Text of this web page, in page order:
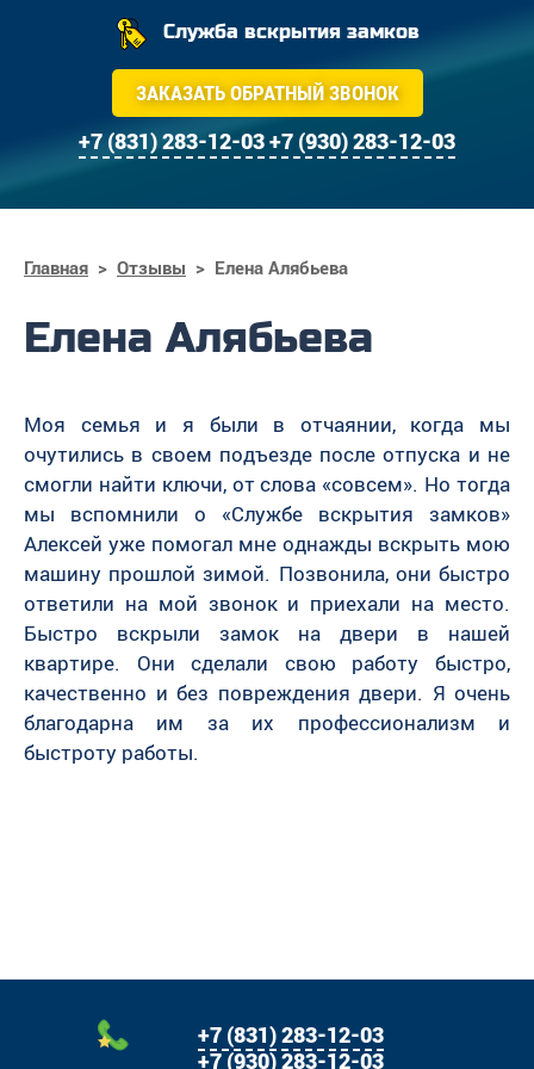
Главная > Отзывы > Елена Алябьева
Елена Алябьева
Моя семья и я были в отчаянии, когда мы
очутились в своем подъезде после отпуска и не
смогли найти ключи, от слова «совсем». Но тогда
мы вспомнили о «Службе вскрытия замков»
Алексей уже помогал мне однажды вскрыть мою
машину прошлой зимой. Позвонила, они быстро
ответили на мой звонок и приехали на место.
Быстро вскрыли замок на двери в нашей
квартире. Они сделали свою работу быстро,
качественно и без повреждения двери. Я очень
благодарна им за их профессионализм и
быстроту работы.
+7 (831) 283-12-03
+7 (930) 283-12-03
Служба вскрытия замков
ЗАКАЗАТЬ ОБРАТНЫЙ ЗВОНОК
+7 (831) 283-12-03+7 (930) 283-12-03